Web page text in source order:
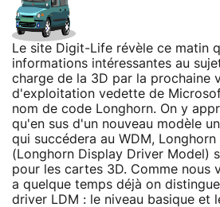
Le site Digit-Life révèle ce matin
informations intéressantes au
charge de la 3D par la prochaine
d'exploitation vedette de
nom de code Longhorn. On y
qu'en sus d'un nouveau modèle
qui succédera au WDM,
(Longhorn Display Driver Model)
pour les cartes 3D. Comme nous
a quelque temps déjà on
driver LDM : le niveau basique et